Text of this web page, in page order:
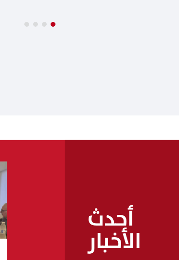
أحدث
الأخبار